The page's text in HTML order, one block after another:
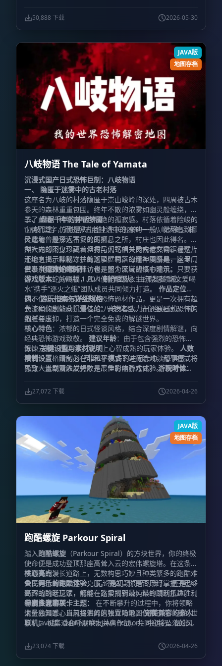
摒弃传统 Minecraft 的游玩逻辑（如“遇到墙就挖”或“物
品只是合成材料”）。在本作中，
任何物品都具备其真实
的。请像在一个真实世界中那样去思考问题，否则您将陷
入严重的卡关困境。
若您选择双人联机模式，请务必在服务器配置文件
（server.properties）中将指令方块选项设置为开启状
必须在非和平模式下运行，否则关键的怪物与剧情事件将
无法生成。材质包特别说明：
严禁解压缩该 zip 格式的材质包。 该材质包
为作者纯手工绘制，包含大量剧情相关的独家纹理，严禁
任何形式的擅自篡改、提取或二次拷贝 。请尊重创作者的
心血，保持原汁原味。
50,888 下载 2026-05-30
JAVA版
地图存档
八岐物语 The Tale of Yamata
沉浸式国产日式恐怖巨制：八岐物语
一、 隐匿于迷雾中的古老村落
这座名为八岐的村落隐匿于崇山峻岭的深处，四周被古木
参天的森林重重包围。终年不散的浓雾如幽灵般缠绕，赋
予了此地一种彻底与世隔绝的孤寂感。村落依循着险峻的
山势而建，仿佛是从山崖上生长出来的一般，错落有致却
又透着一股令人不安的压抑。
二、 盘踞千年的神话梦魇
“八岐”二字，直指那古老神话中的凶神——八岐大蛇。相
传此地曾是那远古巨兽的栖息之所，村庄也因此得名。虽
然大蛇的肉身已灭，但村民们笃信其灵魂依然盘踞在这片
土地之上，默默守护着这里。村落的精神图腾是一座专门
供奉八岐大蛇的神社，也是整个区域的核心建筑。
神社内部不仅珍藏着众多与大蛇相关的古老文物，墙壁上
还绘有揭示神秘过往的斑驳壁画。每逢年度祭典，这里总
会吸引无数好奇的拜访者，因为流言蜚语中暗示：只要获
得八岐大蛇的赐福，凡人便能触及永生的禁忌领域。
三、 地图制作概况
游戏版本：Java版 1.20.1制作团队：由开发者“凯文爱喝
水”携手“逐火之蛾”团队成员共同倾力打造。 作品定位：
这不仅是一部致敬经典的恐怖题材作品，更是一次拥有超
长流程的剧情向沉浸体验。开发者致力于还原日式恐怖的
细腻与压抑，打造一个完全免费的解谜世界。
四、 游玩指南与详细规格
为了确保您能获得最佳的“八岐”体验，请仔细阅读以下参
数与要求：
核心特色：浓郁的日式怪谈风格，结合深度剧情解谜，向
经典恐怖游戏致敬。 建议年龄：由于包含强烈的恐怖与
惊悚元素，建议18岁及以上心智成熟的玩家体验。 人数
限制：严格限制为1至2人。人多的喧闹会冲淡恐惧感，
孤身一人或双人成行才是最佳的体验方式。游玩时长：
深度，请准备好充足的时间沉浸其中。
终极目标：逃离
这段剧情发生的诡异之地，活着返回“平田站”。
操作）。
五、 关键设置与素材说明
模式设置：请务必在非和平模式下进行游戏。和平模式将
导致大量剧情触发失败，严重影响游戏体验。视听体
影包进行游玩。 关于材质包的使用，请将下载后的ZIP压
缩文件解压，并正确放入游戏的材质包文件夹中。
材，凝聚了制作团队的心血。请尊重创作者的劳动成果，
切勿擅自修改、提取或拷贝用于其他用途。
27,072 下载 2026-04-26
JAVA版
地图存档
跑酷螺旋 Parkour Spiral
踏入跑酷螺旋 （Parkour Spiral）的方块世界，你的终极
使命便是成功登顶那座高耸入云的宏伟螺旋塔。在这条通
往巅峰的漫长道路上，无数构思巧妙且种类繁多的跑酷难
关正等待着你去逐一克服。那么，你是否已经掌握了足够
高超的跳跃身法，能够一路披荆斩棘，最终顺利抵达胜利
的终点呢？
核心亮点：
全民同乐的跑酷体验：无论是初窥门径的新手，还是身
经百战的老玩家，都能在这里找到最纯粹的跳跃乐趣。
丰富多元的关卡主题：
在不断攀升的过程中，你将领略
大量独具匠心且风格迥异的独立场景。完美兼容的多人
联机：极其适合呼朋唤友并肩作战，共同迎接坠落的风
定机制，为你不断突破自我极限、反复游玩提供了绝佳的
动力。
特别注意事项：
请务必知悉，当前提供的这张冒险地图仅限于在《我的世
界》Java版（Minecraft: Java Edition）中运行。因此，
游戏前仔细核实您的客户端版本。
23,074 下载 2026-04-26